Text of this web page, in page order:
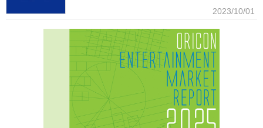
1月以降の配信開始楽曲でストリーミング累積3000万回超えの作品がある】日本のガールズグ
■アンケート専用のモニター組織世の中に影響力を持つオリコン・ラン
テーションを基にした調査が可能生活意識や志向性など日本人を価値観という視点から、予め
セグメントしたモニター調査が可能。■オリコングループならではの「エンタメ」に特化音楽ア
ーティスト・アイドル・俳優・女優・アナウンサー・ドラマ・ライブ・ゲーム…など、エンタ
メ分野のマーケティングリサーチの実績多数。■“オリコンランキング”のブランドをコンシュー
マ分野においても活用・アンケートモニターの意見をランキング化し、メディア展開・ビジネ
ス記事のエビデンスデータとして・定性データをoricon BiZ onlineに蓄積■様々なクライアント
様にご利用いただいております■活用事例 ●アーティストの現
2023/10/01